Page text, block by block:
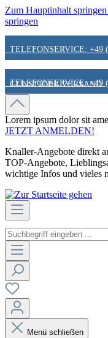
Zum Hauptinhalt springen
springen
TELEFONSERVICE: +49
GÜNSTIGER VERSAND
FAIR &
HINWEIS ZU
TELEFONSERVICE: +49
GÜNSTIGER VERSAND
FAIR &
HINWEIS ZU
Lorem ipsum dolor sit
JETZT ANMELDEN!
Knaller-Angebote direkt
TOP-Angebote,
wichtige Infos und vieles
Menü schließen